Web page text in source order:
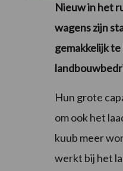
Nieuw in het
wagens zijn
gemakkelijk
Hun grote
om ook het
kuub meer
werkt bij het